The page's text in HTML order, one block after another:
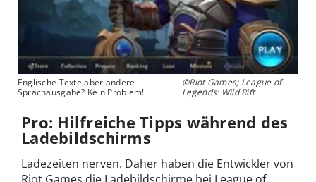
Englische Texte aber andere
Sprachausgabe? Kein Problem!
©Riot Games; League of
Legends: Wild Rift
Pro: Hilfreiche Tipps während des
Ladebildschirms
Ladezeiten nerven. Daher haben die Entwickler von